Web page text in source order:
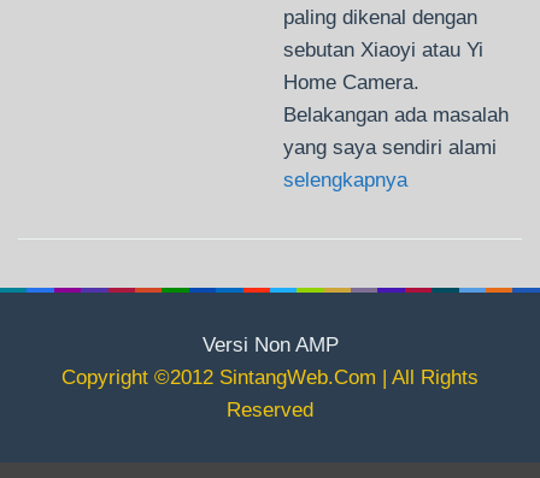
paling dikenal dengan
sebutan Xiaoyi atau Yi
Home Camera.
Belakangan ada masalah
yang saya sendiri alami
selengkapnya
Versi Non AMP
Copyright ©2012 SintangWeb.Com | All Rights
Reserved